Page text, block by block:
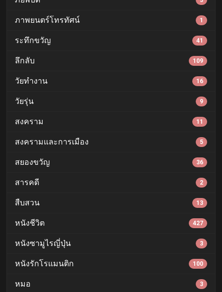
ภาพยนตร์โทรทัศน์ 1
ระทึกขวัญ 41
ลึกลับ 109
วัยทำงาน 16
วัยรุ่น 9
สงคราม 11
สงครามและการเมือง 5
สยองขวัญ 36
สารคดี 2
สืบสวน 13
หนังชีวิต 427
หนังซามูไรญี่ปุ่น 3
หนังรักโรแมนติก 100
หมอ 3